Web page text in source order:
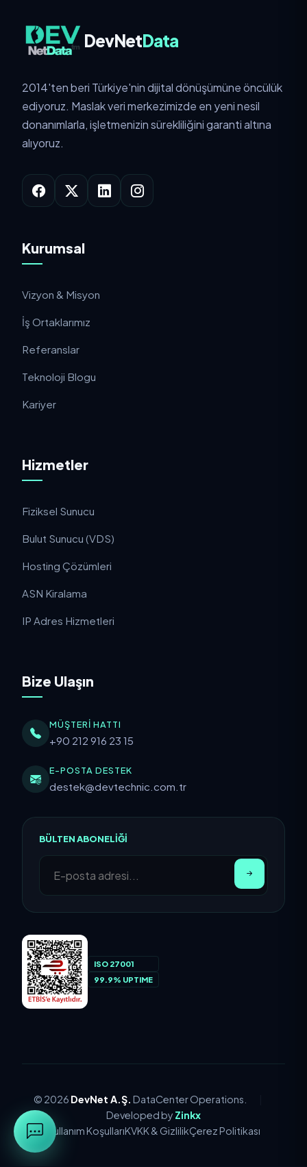
DevNetData
2014'ten beri Türkiye'nin dijital dönüşümüne öncülük
ediyoruz. Maslak veri merkezimizde en yeni nesil
donanımlarla, işletmenizin sürekliliğini garanti altına
alıyoruz.
Kurumsal
Vizyon & Misyon
İş Ortaklarımız
Referanslar
Teknoloji Blogu
Kariyer
Hizmetler
Fiziksel Sunucu
Bulut Sunucu (VDS)
Hosting Çözümleri
ASN Kiralama
IP Adres Hizmetleri
Bize Ulaşın
MÜŞTERI HATTI
+90 212 916 23 15
E-POSTA DESTEK
destek@devtechnic.com.tr
BÜLTEN ABONELIĞI
ISO 27001
99.9% UPTIME
© 2026 DevNet A.Ş. DataCenter Operations.
Developed by Zinkx
Kullanım KoşullarıKVKK & GizlilikÇerez Politikası